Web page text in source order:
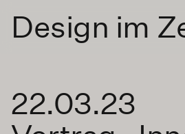
Design im
22.03.23